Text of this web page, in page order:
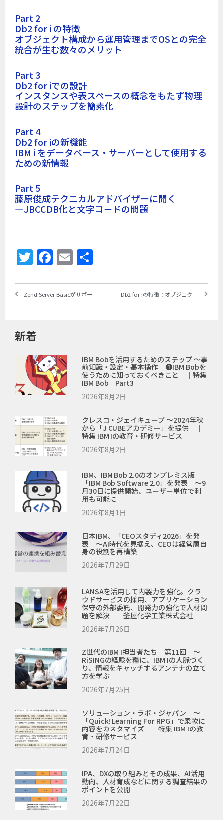
Part 2
Db2 for i の特徴
オブジェクト構成から運用管理までOSとの完全
統合が生む数々のメリット
Part 3
Db2 for iでの設計
インスタンスや表スペースの概念をもたず物理
設計のステップを簡素化
Part 4
Db2 for iの新機能
IBM i をデータベース・サーバーとして使用する
ための新情報
Part 5
藤原俊成テクニカルアドバイザーに聞く
―JBCCDB化と文字コードの問題
Twitter
Facebook
Email
Zend Server Basicがサポート終了へ！ コミュニティPHPへの移行を日米の最強タッグチームで支援 Db2 for iの特徴：オブジェクト構成から運用管理まで、OSとの完全統合が生む数々のメリット
新着
IBM Bobを活用するためのステップ ～事
前知識・設定・基本操作 ❶IBM Bobを
使うために知っておくべきこと ｜特集
IBM Bob Part3
2026年8月2日
クレスコ・ジェイキューブ ～2024年秋
から「J CUBEアカデミー」を提供 ｜
特集 IBM Iの教育・研修サービス
2026年8月2日
IBM、IBM Bob 2.0のオンプレミス版
「IBM Bob Software 2.0」を発表 ～9
月30日に提供開始、ユーザー単位で利
用も可能に
2026年8月1日
日本IBM、「CEOスタディ2026」を発
表 ～AI時代を見据え、CEOは経営層自
身の役割を再構築
2026年7月29日
LANSAを活用して内製力を強化。クラ
ウドサービスの採用、アプリケーション
保守の外部委託、開発力の強化で人材問
題を解決 ｜釜屋化学工業株式会社
2026年7月26日
Z世代のIBM I担当者たち 第11回 ～
RiSINGの経験を糧に、IBM Iの人脈づく
り、情報をキャッチするアンテナの立て
方を学ぶ
2026年7月25日
ソリューション・ラボ・ジャパン ～
「Quick! Learning For RPG」で柔軟に
内容をカスタマイズ ｜特集 IBM Iの教
育・研修サービス
2026年7月24日
IPA、DXの取り組みとその成果、AI活用
動向、人材育成などに関する調査結果の
ポイントを公開
2026年7月22日